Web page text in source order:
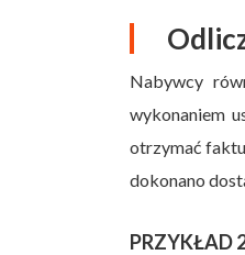
Nabywcy
wykonaniem
otrzymać
dokonano
PRZYKŁAD